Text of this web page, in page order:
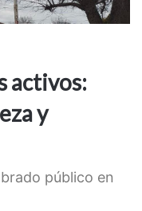
activos:
y
público en